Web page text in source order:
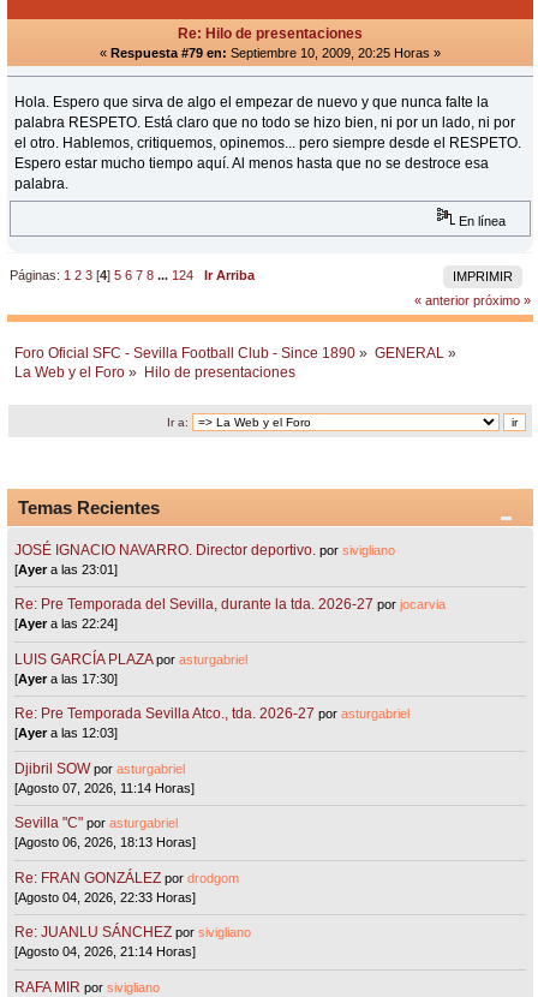
Re: Hilo de presentaciones
« Respuesta #79 en: Septiembre 10, 2009, 20:25 Horas »
Hola. Espero que sirva de algo el empezar de nuevo y que nunca falte la
palabra RESPETO. Está claro que no todo se hizo bien, ni por un lado, ni por
el otro. Hablemos, critiquemos, opinemos... pero siempre desde el RESPETO.
Espero estar mucho tiempo aquí. Al menos hasta que no se destroce esa
palabra.
En línea
IMPRIMIR
Páginas: 1 2 3 [4]5 6 7 8 ... 124
Ir Arriba
« anterior próximo »
Foro Oficial SFC - Sevilla Football Club - Since 1890 » GENERAL »
La Web y el Foro » Hilo de presentaciones
Ir a:
Temas Recientes
JOSÉ IGNACIO NAVARRO. Director deportivo. porsivigliano
[Ayera las 23:01]
Re: Pre Temporada del Sevilla, durante la tda. 2026-27 porjocarvia
[Ayera las 22:24]
LUIS GARCÍA PLAZA porasturgabriel
[Ayera las 17:30]
Re: Pre Temporada Sevilla Atco., tda. 2026-27 porasturgabriel
[Ayera las 12:03]
Djibril SOW porasturgabriel
[Agosto 07, 2026, 11:14 Horas]
Sevilla "C"porasturgabriel
[Agosto 06, 2026, 18:13 Horas]
Re: FRAN GONZÁLEZ pordrodgom
[Agosto 04, 2026, 22:33 Horas]
Re: JUANLU SÁNCHEZ porsivigliano
[Agosto 04, 2026, 21:14 Horas]
RAFA MIR porsivigliano